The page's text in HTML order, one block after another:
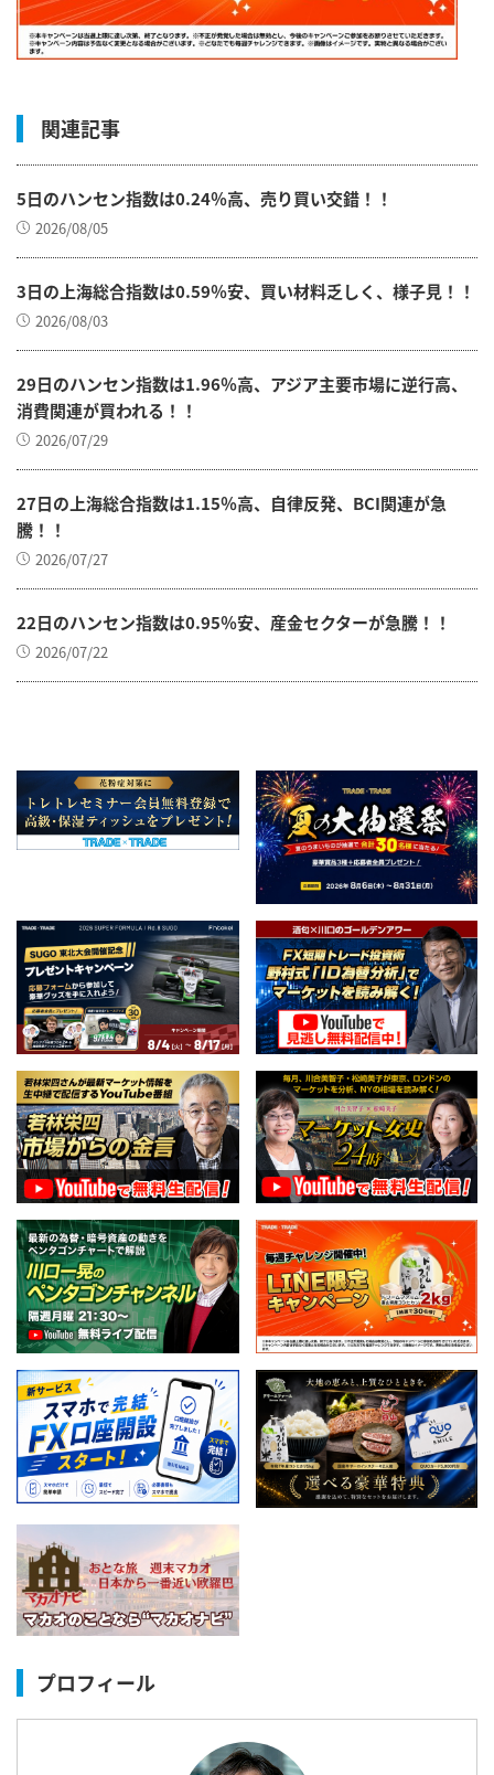
関連記事
5日のハンセン指数は0.24％高、売り買い交錯！！
2026/08/05
3日の上海総合指数は0.59％安、買い材料乏しく、様子見！！
2026/08/03
29日のハンセン指数は1.96％高、アジア主要市場に逆行高、
消費関連が買われる！！
2026/07/29
27日の上海総合指数は1.15％高、自律反発、BCI関連が急
騰！！
2026/07/27
22日のハンセン指数は0.95％安、産金セクターが急騰！！
2026/07/22
プロフィール